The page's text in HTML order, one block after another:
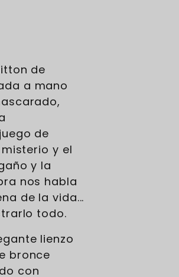
de
a mano
de
y el
y la
nos habla
de la vida...
todo.
lienzo
bronce
con